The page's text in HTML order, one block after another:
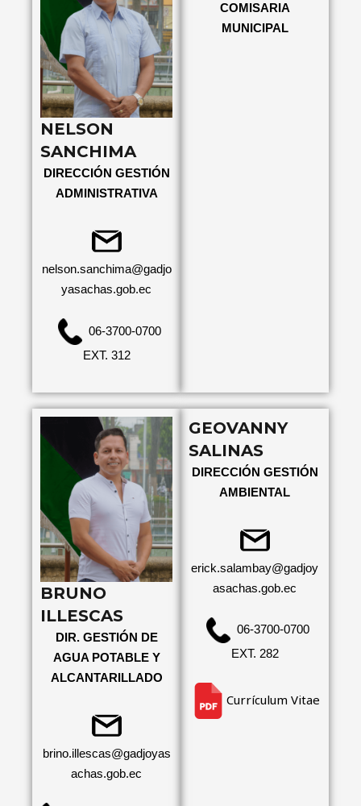
NELSON
SANCHIMA
DIRECCIÓN GESTIÓN
ADMINISTRATIVA
nelson.sanchima@gadjo
yasachas.gob.ec
06-3700-0700
EXT. 312
COMISARIA
MUNICIPAL
BRUNO
ILLESCAS
DIR. GESTIÓN DE
AGUA POTABLE Y
ALCANTARILLADO
brino.illescas@gadjoyas
achas.gob.ec
GEOVANNY
SALINAS
DIRECCIÓN GESTIÓN
AMBIENTAL
erick.salambay@gadjoy
asachas.gob.ec
06-3700-0700
EXT. 282
Currículum Vitae